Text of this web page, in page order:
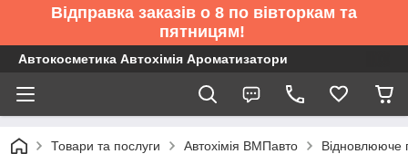
Відправка заказів о 8 по вівторкам та
пятницям!
Автокосметика Автохімія Ароматизатори
Товари та послуги Автохімія ВМПавто Відновлююче